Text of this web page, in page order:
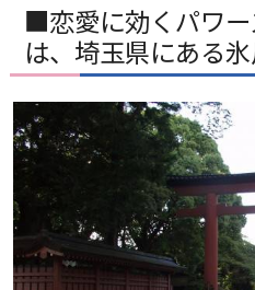
■恋愛に効くパワー
は、埼玉県にある